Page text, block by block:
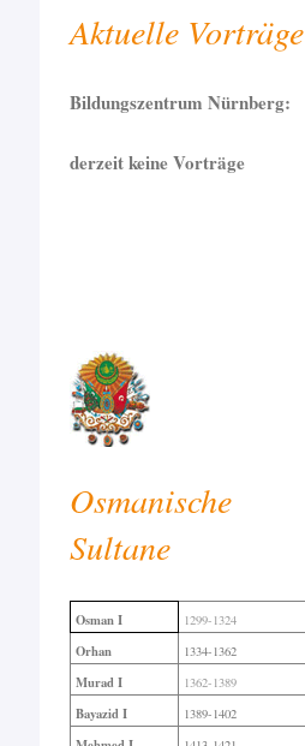
Aktuelle Vorträge
Bildungszentrum Nürnberg:
derzeit keine Vorträge
Osmanische
Sultane
Osman I 1299-1324
Orhan 1334-1362
Murad I 1362-1389
Bayazid I 1389-1402